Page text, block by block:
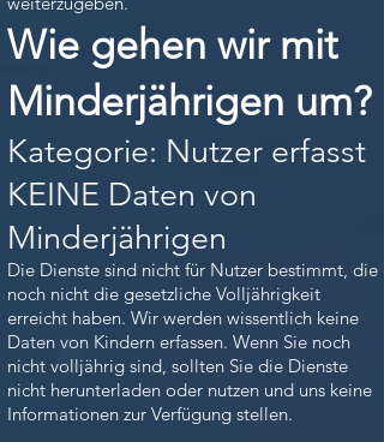
Wie gehen wir mit
Minderjährigen um?
Kategorie: Nutzer erfasst
KEINE Daten von
Minderjährigen
Die Dienste sind nicht für Nutzer bestimmt, die
noch nicht die gesetzliche Volljährigkeit
erreicht haben. Wir werden wissentlich keine
Daten von Kindern erfassen. Wenn Sie noch
nicht volljährig sind, sollten Sie die Dienste
nicht herunterladen oder nutzen und uns keine
Informationen zur Verfügung stellen.